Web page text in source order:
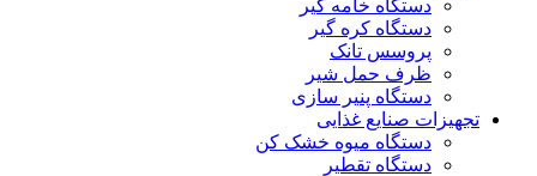
دستگاه خامه گیر
دستگاه کره گیر
پروسس تانک
ظرف حمل شیر
دستگاه پنیر سازی
تجهیزات صنایع غذایی
دستگاه میوه خشک کن
دستگاه تقطیر